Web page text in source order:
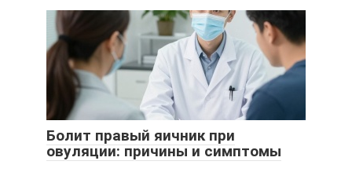
Болит правый яичник при
овуляции: причины и симптомы